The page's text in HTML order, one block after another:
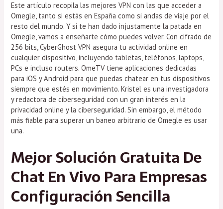
Este artículo recopila las mejores VPN con las que acceder a
Omegle, tanto si estás en España como si andas de viaje por el
resto del mundo. Y si te han dado injustamente la patada en
Omegle, vamos a enseñarte cómo puedes volver. Con cifrado de
256 bits, CyberGhost VPN asegura tu actividad online en
cualquier dispositivo, incluyendo tabletas, teléfonos, laptops,
PCs e incluso routers. OmeTV tiene aplicaciones dedicadas
para iOS y Android para que puedas chatear en tus dispositivos
siempre que estés en movimiento. Kristel es una investigadora
y redactora de ciberseguridad con un gran interés en la
privacidad online y la ciberseguridad. Sin embargo, el método
más fiable para superar un baneo arbitrario de Omegle es usar
una.
Mejor Solución Gratuita De
Chat En Vivo Para Empresas
Configuración Sencilla